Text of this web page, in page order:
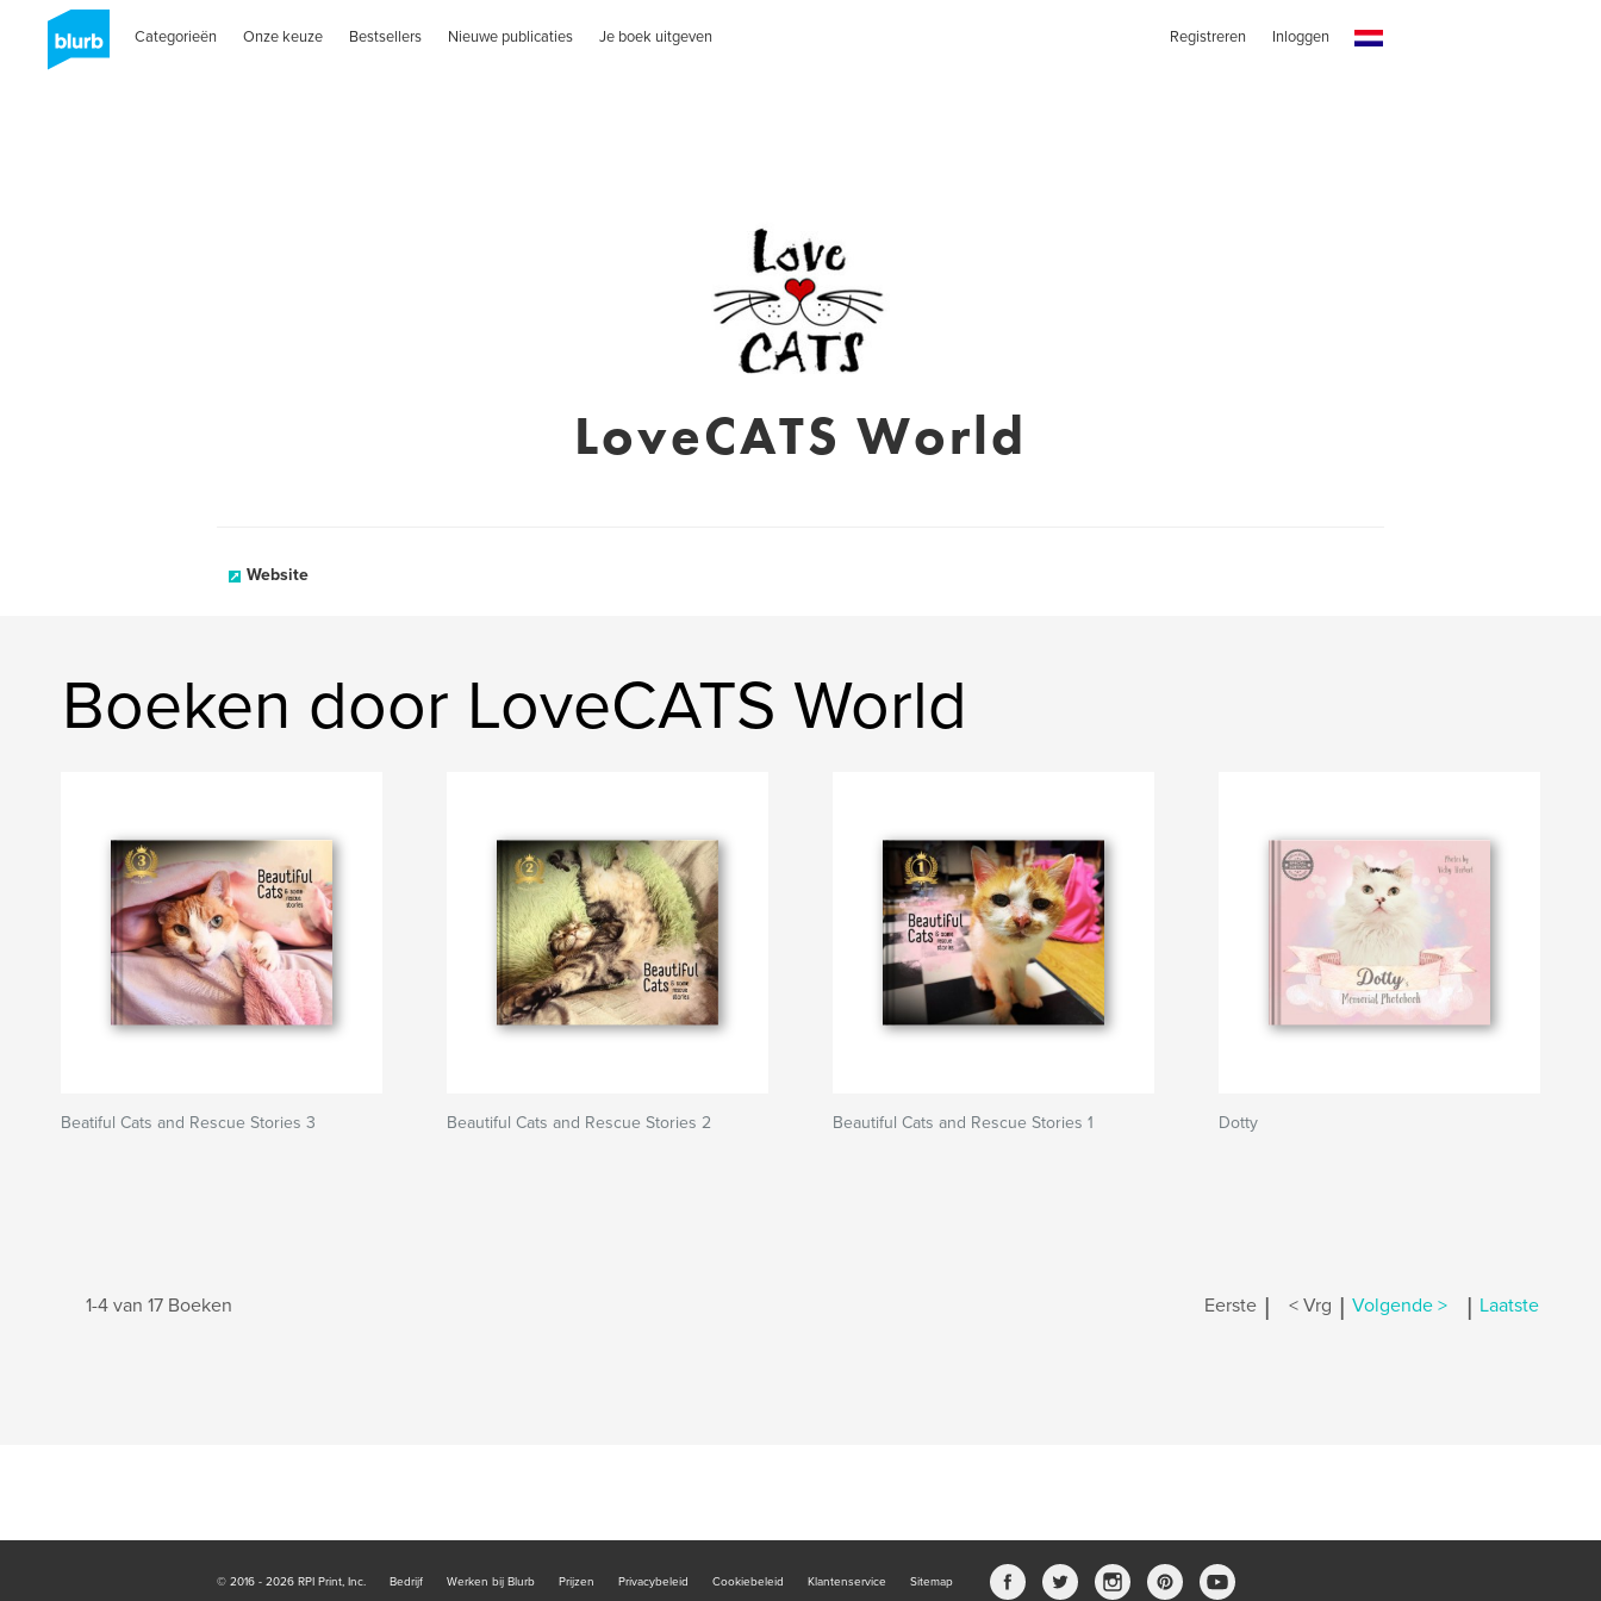
Categorieën Onze keuze Bestsellers Nieuwe publicaties Je boek uitgeven Registreren Inloggen
LoveCATS World
Website
Boeken door LoveCATS World
Beatiful Cats and Rescue Stories 3 Beautiful Cats and Rescue Stories 2 Beautiful Cats and Rescue Stories 1 Dotty
1-4 van 17 Boeken Eerste | < Vrg | Volgende > | Laatste
© 2016 - 2026 RPI Print, Inc. Bedrijf Werken bij Blurb Prijzen Privacybeleid Cookiebeleid Klantenservice Sitemap